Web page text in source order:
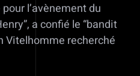
l’avènement du
a confié le “bandit
Vitelhomme recherché